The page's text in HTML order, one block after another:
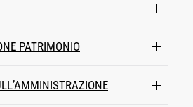
PATRIMONIO